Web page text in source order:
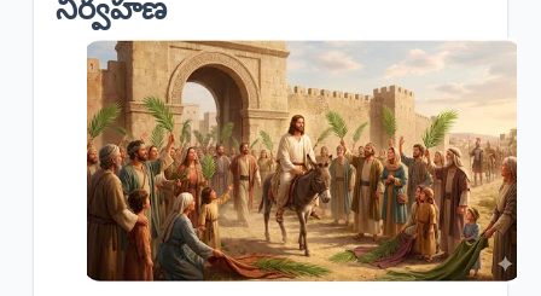
నిర్వహణ